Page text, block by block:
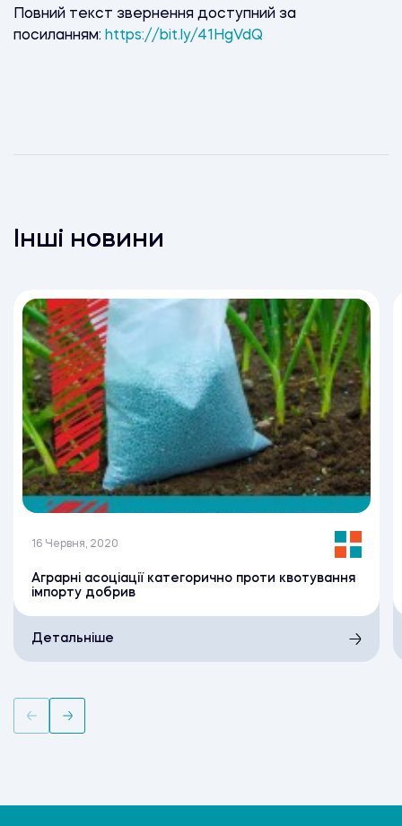
Повний текст звернення доступний за
посиланням: https://bit.ly/41HgVdQ
Інші новини
16 Червня, 2020
Аграрні асоціації категорично проти квотування
імпорту добрив
Детальніше